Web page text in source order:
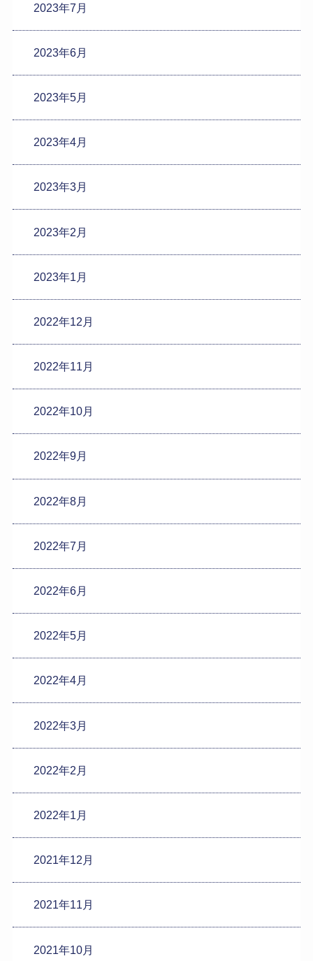
2023年7月
2023年6月
2023年5月
2023年4月
2023年3月
2023年2月
2023年1月
2022年12月
2022年11月
2022年10月
2022年9月
2022年8月
2022年7月
2022年6月
2022年5月
2022年4月
2022年3月
2022年2月
2022年1月
2021年12月
2021年11月
2021年10月